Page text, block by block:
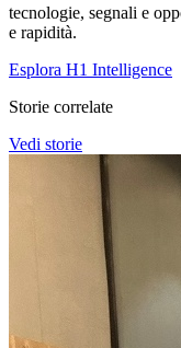
tecnologie, segnali e
e rapidità.
Esplora H1 Intelligence
Storie correlate
Vedi storie